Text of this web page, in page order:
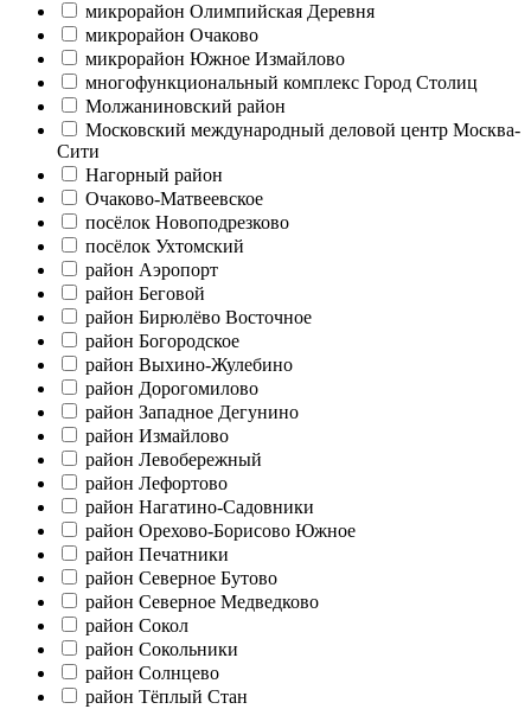
микрорайон Олимпийская Деревня
микрорайон Очаково
микрорайон Южное Измайлово
многофункциональный комплекс Город Столиц
Молжаниновский район
Московский международный деловой центр Москва-
Сити
Нагорный район
Очаково-Матвеевское
посёлок Новоподрезково
посёлок Ухтомский
район Аэропорт
район Беговой
район Бирюлёво Восточное
район Богородское
район Выхино-Жулебино
район Дорогомилово
район Западное Дегунино
район Измайлово
район Левобережный
район Лефортово
район Нагатино-Садовники
район Орехово-Борисово Южное
район Печатники
район Северное Бутово
район Северное Медведково
район Сокол
район Сокольники
район Солнцево
район Тёплый Стан